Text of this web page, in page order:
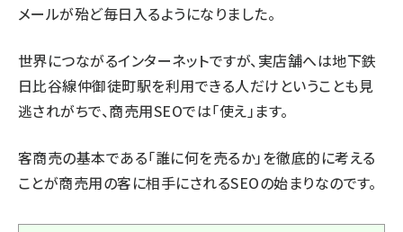
メールが殆ど毎日入るようになりました。
世界につながるインターネットですが、実店舗へは地下鉄
日比谷線仲御徒町駅を利用できる人だけということも見
逃されがちで、商売用SEOでは「使え」ます。
客商売の基本である「誰に何を売るか」を徹底的に考える
ことが商売用の客に相手にされるSEOの始まりなのです。